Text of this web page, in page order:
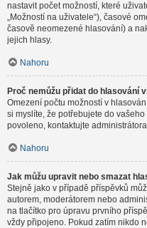
nastavit počet možností, které
„Možností na uživatele“), časové
časově neomezené hlasování) a
jejich hlasy.
Nahoru
Proč nemůžu přidat do hlasování
Omezení počtu možností v
si myslíte, že potřebujete do
povoleno, kontaktujte
Nahoru
Jak můžu upravit nebo smazat
Stejně jako v případě příspěvků
autorem, moderátorem nebo
na tlačítko pro úpravu prvního
vždy připojeno. Pokud zatím nikdo